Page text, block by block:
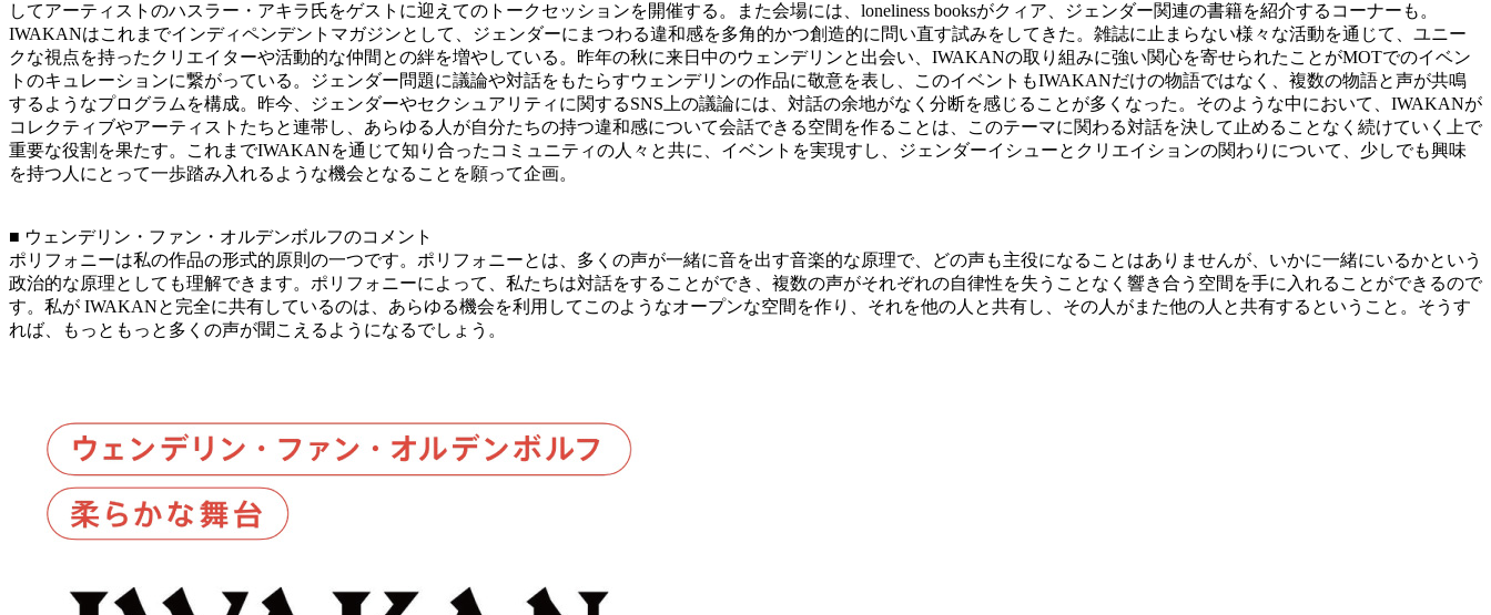
してアーティストのハスラー・アキラ氏をゲストに迎えてのトークセッションを開催する。また会場には、loneliness booksがクィア、ジェンダー関連の書籍を紹介するコーナーも。
IWAKANはこれまでインディペンデントマガジンとして、ジェンダーにまつわる違和感を多角的かつ創造的に問い直す試みをしてきた。雑誌に止まらない様々な活動を通じて、ユニー
クな視点を持ったクリエイターや活動的な仲間との絆を増やしている。昨年の秋に来日中のウェンデリンと出会い、IWAKANの取り組みに強い関心を寄せられたことがMOTでのイベン
トのキュレーションに繋がっている。ジェンダー問題に議論や対話をもたらすウェンデリンの作品に敬意を表し、このイベントもIWAKANだけの物語ではなく、複数の物語と声が共鳴
するようなプログラムを構成。昨今、ジェンダーやセクシュアリティに関するSNS上の議論には、対話の余地がなく分断を感じることが多くなった。そのような中において、IWAKANが
コレクティブやアーティストたちと連帯し、あらゆる人が自分たちの持つ違和感について会話できる空間を作ることは、このテーマに関わる対話を決して止めることなく続けていく上で
重要な役割を果たす。これまでIWAKANを通じて知り合ったコミュニティの人々と共に、イベントを実現すし、ジェンダーイシューとクリエイションの関わりについて、少しでも興味
を持つ人にとって一歩踏み入れるような機会となることを願って企画。
■ ウェンデリン・ファン・オルデンボルフのコメント
ポリフォニーは私の作品の形式的原則の一つです。ポリフォニーとは、多くの声が一緒に音を出す音楽的な原理で、どの声も主役になることはありませんが、いかに一緒にいるかという
政治的な原理としても理解できます。ポリフォニーによって、私たちは対話をすることができ、複数の声がそれぞれの自律性を失うことなく響き合う空間を手に入れることができるので
す。私が IWAKANと完全に共有しているのは、あらゆる機会を利用してこのようなオープンな空間を作り、それを他の人と共有し、その人がまた他の人と共有するということ。そうす
れば、もっともっと多くの声が聞こえるようになるでしょう。